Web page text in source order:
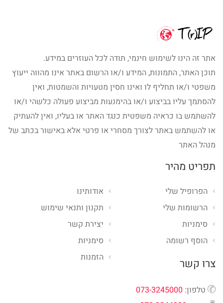
אתר זה הינו לשימוש חינמי, תודה לכל העוזרים במידע.
תוכן האתר, התמונות, המידע ו/או הרשום באתר אינו מהווה ייעוץ
משפטי ו/או תחליף לו ואינו חסין מטעויות והשמטות, ואין
להסתמך עליו בביצוע ו/או בהימנעות מביצוע פעולה כלשהי ו/או
להשתמש בו כראיה משפטית כנגד האתר או בעליו, ואין להעתיק
או להשתמש באתר לצורך מסחרי או פרטי אלא באישור בכתב של
מנהל האתר
תפריט מהיר
אודותינו
תקנון ותנאי שימוש
יצירת קשר
סימניות
הזמנות
הפרופיל שלי
הרשומות שלי
סימניות
הוסף רשומה
צרו קשר
טלפון: 073-3245000